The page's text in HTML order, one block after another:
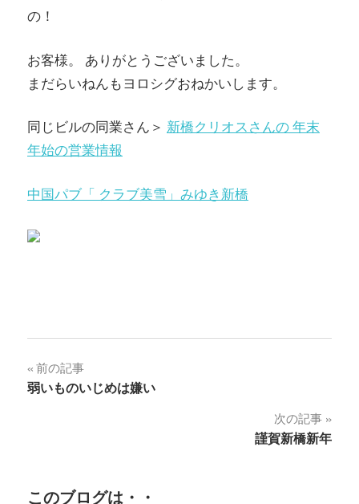
の！
お客様。 ありがとうございました。
まだらいねんもヨロシグおねかいします。
同じビルの同業さん＞ 新橋クリオスさんの 年末
年始の営業情報
中国パブ「 クラブ美雪」みゆき新橋
投
稿
前の記事
弱いものいじめは嫌い
次の記事
謹賀新橋新年
このブログは・・